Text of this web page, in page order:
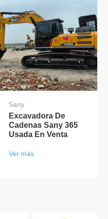
Sany
Excavadora De
Cadenas Sany 365
Usada En Venta
Ver más